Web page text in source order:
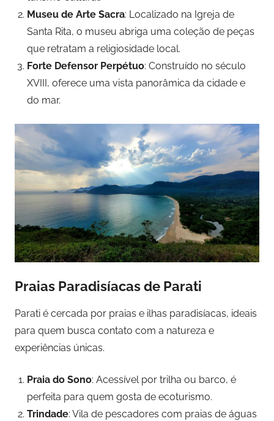
Museu de Arte Sacra: Localizado na Igreja de
Santa Rita, o museu abriga uma coleção de peças
que retratam a religiosidade local.
Forte Defensor Perpétuo: Construído no século
XVIII, oferece uma vista panorâmica da cidade e
do mar.
Praias Paradisíacas de Parati
Parati é cercada por praias e ilhas paradisíacas, ideais
para quem busca contato com a natureza e
experiências únicas.
Praia do Sono: Acessível por trilha ou barco, é
perfeita para quem gosta de ecoturismo.
Trindade: Vila de pescadores com praias de águas